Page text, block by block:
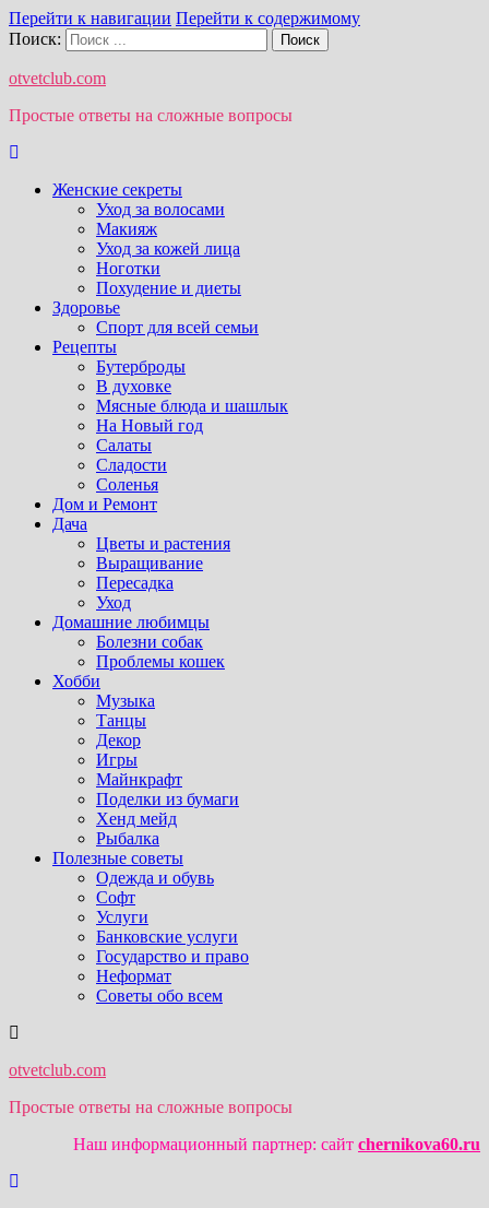
Перейти к навигации Перейти к содержимому
Поиск:
otvetclub.com
Простые ответы на сложные вопросы
Женские секреты
Уход за волосами
Макияж
Уход за кожей лица
Ноготки
Похудение и диеты
Здоровье
Спорт для всей семьи
Рецепты
Бутерброды
В духовке
Мясные блюда и шашлык
На Новый год
Салаты
Сладости
Соленья
Дом и Ремонт
Дача
Цветы и растения
Выращивание
Пересадка
Уход
Домашние любимцы
Болезни собак
Проблемы кошек
Хобби
Музыка
Танцы
Декор
Игры
Майнкрафт
Поделки из бумаги
Хенд мейд
Рыбалка
Полезные советы
Одежда и обувь
Софт
Услуги
Банковские услуги
Государство и право
Неформат
Советы обо всем
otvetclub.com
Простые ответы на сложные вопросы
Наш информационный партнер: сайт chernikova60.ru